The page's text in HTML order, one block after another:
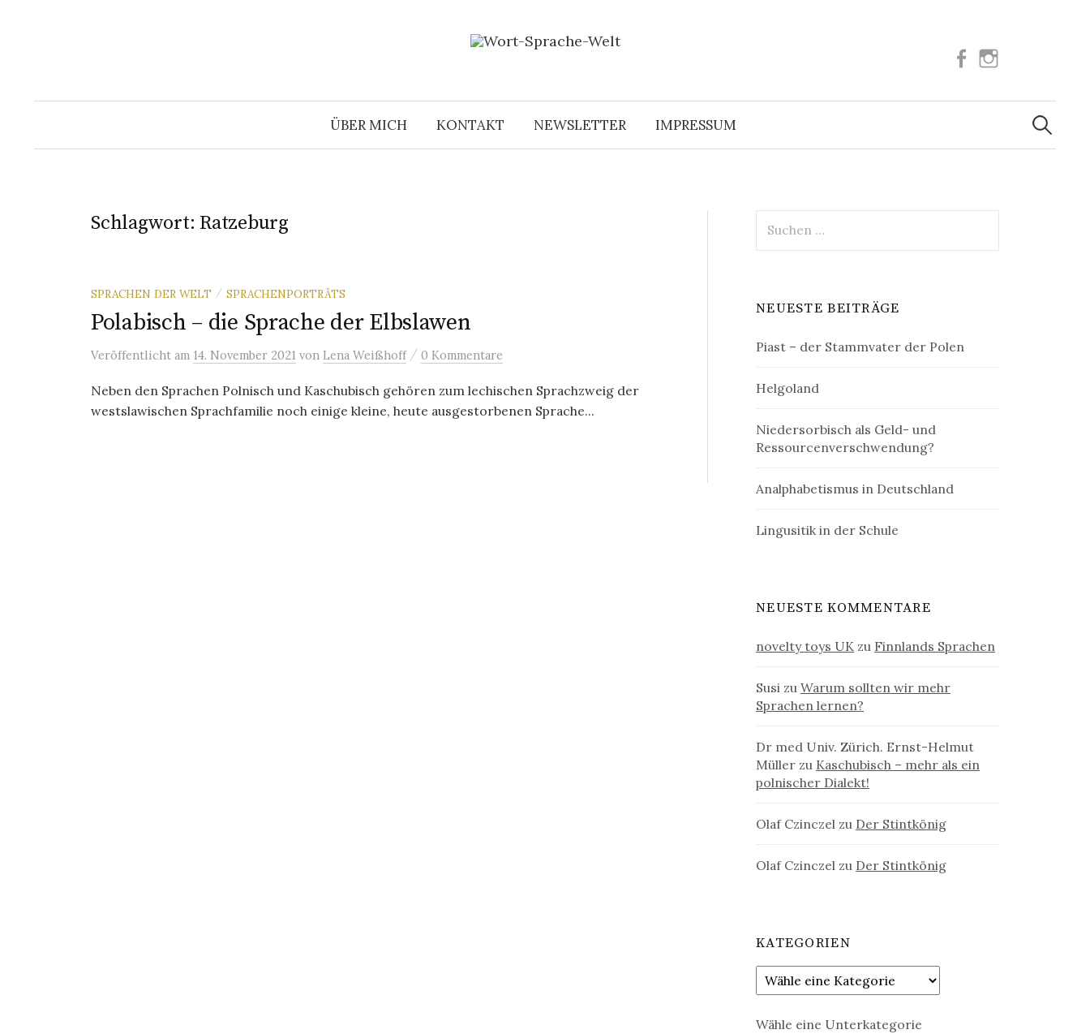
Facebook
ÜBER MICH KONTAKT NEWSLETTER IMPRESSUM
Suchen
nach:
Schlagwort: Ratzeburg
SPRACHEN DER WELT / SPRACHENPORTRÄTS
Polabisch – die Sprache der Elbslawen
Veröffentlicht am 14. November 2021 von Lena Weißhoff / 0 Kommentare
Neben den Sprachen Polnisch und Kaschubisch gehören zum lechischen Sprachzweig der
westslawischen Sprachfamilie noch einige kleine, heute ausgestorbenen Sprache...
nach:
NEUESTE BEITRÄGE
Piast – der Stammvater der Polen
Helgoland
Niedersorbisch als Geld- und
Ressourcenverschwendung?
Analphabetismus in Deutschland
Lingusitik in der Schule
NEUESTE KOMMENTARE
novelty toys UK zu Finnlands Sprachen
Susi zuWarum sollten wir mehr
Sprachen lernen?
Dr med Univ. Zürich. Ernst-Helmut
Müller zu Kaschubisch – mehr als ein
polnischer Dialekt!
Olaf Czinczel zu Der Stintkönig
Olaf Czinczel zu Der Stintkönig
KATEGORIEN
Wähle eine Unterkategorie